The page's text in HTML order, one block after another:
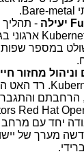
Bare-metal
.
יעילה - תהליך
ארגוני
במספר שפות
וניהול מחזור
. רד האט
הרחבתם
Red Hat
יחד עם מרחב
מערך של